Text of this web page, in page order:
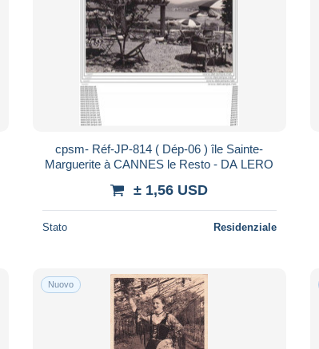
cpsm- Réf-JP-814 ( Dép-06 ) île Sainte-
Marguerite à CANNES le Resto - DA LERO
± 1,56 USD
Stato Residenziale
Nuovo